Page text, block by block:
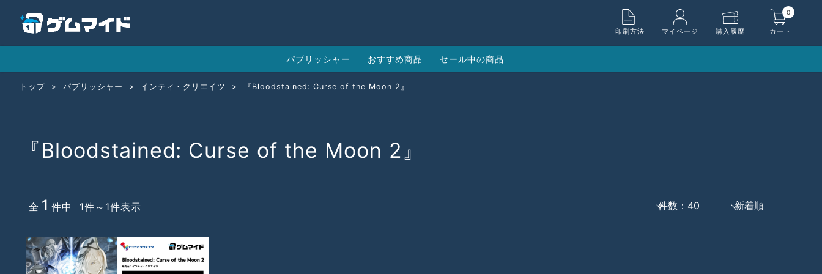
印刷方法 マイページ 購入履歴 カート
0
パブリッシャー おすすめ商品 セール中の商品
トップ パブリッシャー インティ・クリエイツ 『Bloodstained: Curse of the Moon 2』
『Bloodstained: Curse of the Moon 2』
全 1 件中 1件～1件表示